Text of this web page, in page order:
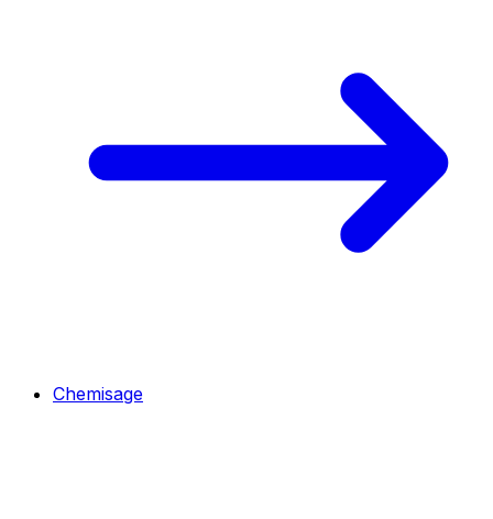
Chemisage